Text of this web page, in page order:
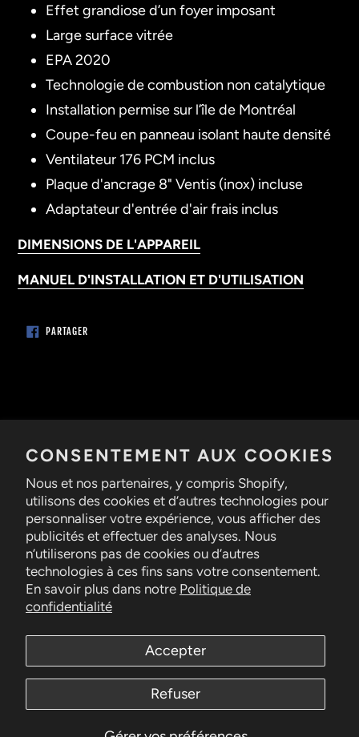
CONSENTEMENT AUX COOKIES
Nous et nos partenaires, y compris Shopify,
utilisons des cookies et d’autres technologies pour
personnaliser votre expérience, vous afficher des
publicités et effectuer des analyses. Nous
n’utiliserons pas de cookies ou d’autres
technologies à ces fins sans votre consentement.
En savoir plus dans notre Politique de
confidentialité
Accepter
Refuser
Effet grandiose d’un foyer imposant
Large surface vitrée
EPA 2020
Technologie de combustion non catalytique
Installation permise sur l’île de Montréal
Coupe-feu en panneau isolant haute densité
Ventilateur 176 PCM inclus
Plaque d'ancrage 8" Ventis (inox) incluse
Adaptateur d'entrée d'air frais inclus
DIMENSIONS DE L'APPAREIL
MANUEL D'INSTALLATION ET D'UTILISATION
PARTAGERPARTAGER
SUR
ABONNEZ-VOUS À NOTRE INFOLETTRE
S'INSCRIRE
Conditions deremboursementet d'utilisation
Facebook